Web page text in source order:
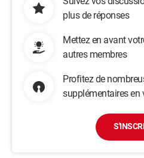
plus de réponses
Mettez en avant
autres membres
Profitez de
supplémentaires en